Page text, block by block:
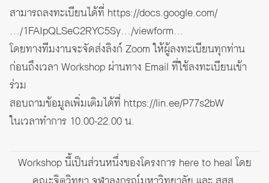
สามารถลงทะเบียนได้ที่ https://docs.google.com/
…/1FAIpQLSeC2RYC5Sy…/viewform…
โดยทางทีมงานจะจัดส่งลิงก์ Zoom ให้ผู้ลงทะเบียนทุกท่าน
ก่อนถึงเวลา Workshop ผ่านทาง Email ที่ใช้ลงทะเบียนเข้า
ร่วม
สอบถามข้อมูลเพิ่มเติมได้ที่ https://lin.ee/P77s2bW
ในเวลาทำการ 10.00-22.00 น.
Workshop นี้เป็นส่วนหนึ่งของโครงการ here to heal โดย